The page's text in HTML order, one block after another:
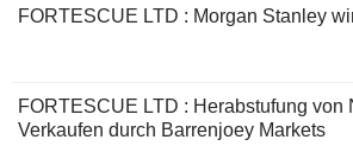
FORTESCUE LTD : Morgan Stanley
FORTESCUE LTD : Herabstufung von
Verkaufen durch Barrenjoey Markets